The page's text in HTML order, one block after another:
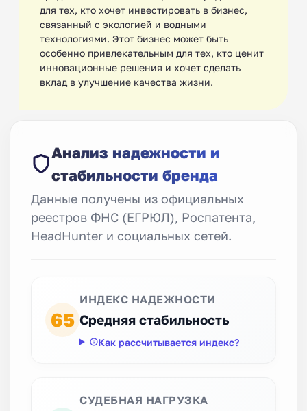
для тех, кто хочет инвестировать в бизнес,
связанный с экологией и водными
технологиями. Этот бизнес может быть
особенно привлекательным для тех, кто ценит
инновационные решения и хочет сделать
вклад в улучшение качества жизни.
Анализ надежности и
стабильности бренда
Данные получены из официальных
реестров ФНС (ЕГРЮЛ), Роспатента,
HeadHunter и социальных сетей.
65
ИНДЕКС НАДЕЖНОСТИ
Средняя стабильность
Как рассчитывается индекс?
СУДЕБНАЯ НАГРУЗКА